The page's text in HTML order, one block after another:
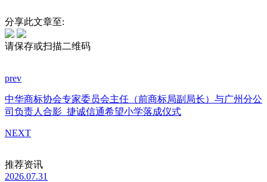
分享此文章至:
请保存或扫描二维码
prev
中华商标协会专家委员会主任（前商标局副局长）与广州分公
司负责人合影 捷诚信通希望小学落成仪式
NEXT
推荐资讯
2026.07.31